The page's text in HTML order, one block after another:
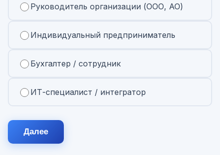
Руководитель организации (ООО, АО)
Индивидуальный предприниматель
Бухгалтер / сотрудник
ИТ-специалист / интегратор
Далее